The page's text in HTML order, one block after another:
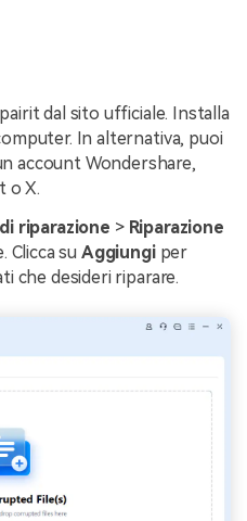
dal sito ufficiale. Installa
In alternativa, puoi
account Wondershare,
o X.
riparazione > Riparazione
Clicca su Aggiungiper
che desideri riparare.